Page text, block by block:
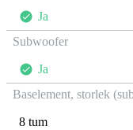
Ja
Subwoofer
Ja
Baselement, storlek
8 tum